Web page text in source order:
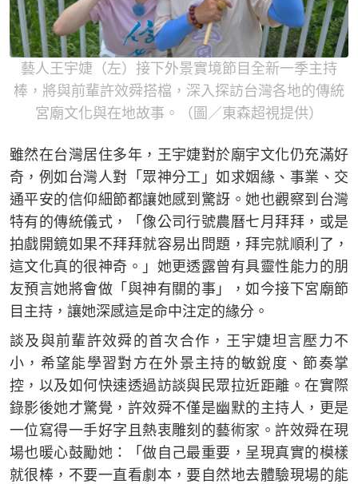
藝人王宇婕（左）接下外景實境節目全新一季主持
棒，將與前輩許效舜搭檔，深入探訪台灣各地的傳統
宮廟文化與在地故事。（圖／東森超視提供）
雖然在台灣居住多年，王宇婕對於廟宇文化仍充滿好
奇，例如台灣人對「眾神分工」如求姻緣、事業、交
通平安的信仰細節都讓她感到驚訝。她也觀察到台灣
特有的傳統儀式，「像公司行號農曆七月拜拜，或是
拍戲開鏡如果不拜拜就容易出問題，拜完就順利了，
這文化真的很神奇。」她更透露曾有具靈性能力的朋
友預言她將會做「與神有關的事」，如今接下宮廟節
目主持，讓她深感這是命中注定的緣分。
談及與前輩許效舜的首次合作，王宇婕坦言壓力不
小，希望能學習對方在外景主持的敏銳度、節奏掌
控，以及如何快速透過訪談與民眾拉近距離。在實際
錄影後她才驚覺，許效舜不僅是幽默的主持人，更是
一位寫得一手好字且熱衷雕刻的藝術家。許效舜在現
場也暖心鼓勵她：「做自己最重要，呈現真實的模樣
就很棒，不要一直看劇本，要自然地去體驗現場的能